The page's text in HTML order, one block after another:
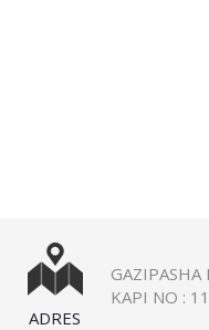
ADRES
GAZIPASHA
KAPI NO :